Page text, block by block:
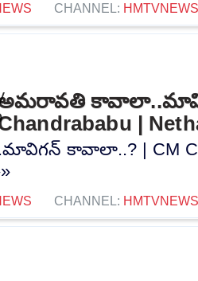
CHANNEL: HMTVNEWS
|
కావాలా..? | CM
CHANNEL: HMTVNEWS